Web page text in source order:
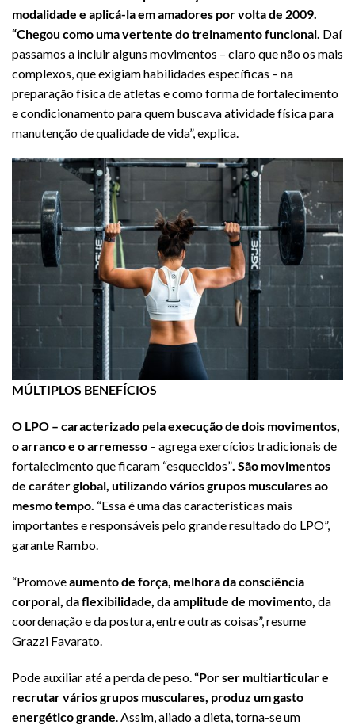
modalidade e aplicá-la em amadores por volta de 2009.
“Chegou como uma vertente do treinamento funcional. Daí
passamos a incluir alguns movimentos – claro que não os mais
complexos, que exigiam habilidades específicas – na
preparação física de atletas e como forma de fortalecimento
e condicionamento para quem buscava atividade física para
manutenção de qualidade de vida”, explica.
MÚLTIPLOS BENEFÍCIOS
O LPO – caracterizado pela execução de dois movimentos,
o arranco e o arremesso – agrega exercícios tradicionais de
fortalecimento que ficaram “esquecidos”. São movimentos
de caráter global, utilizando vários grupos musculares ao
mesmo tempo. “Essa é uma das características mais
importantes e responsáveis pelo grande resultado do LPO”,
garante Rambo.
“Promoveaumento de força, melhora da consciência
corporal, da flexibilidade, da amplitude de movimento, da
coordenação e da postura, entre outras coisas”, resume
Grazzi Favarato.
Pode auxiliar até a perda de peso. “Por ser multiarticular e
recrutar vários grupos musculares, produz um gasto
energético grande . Assim, aliado a dieta, torna-se um